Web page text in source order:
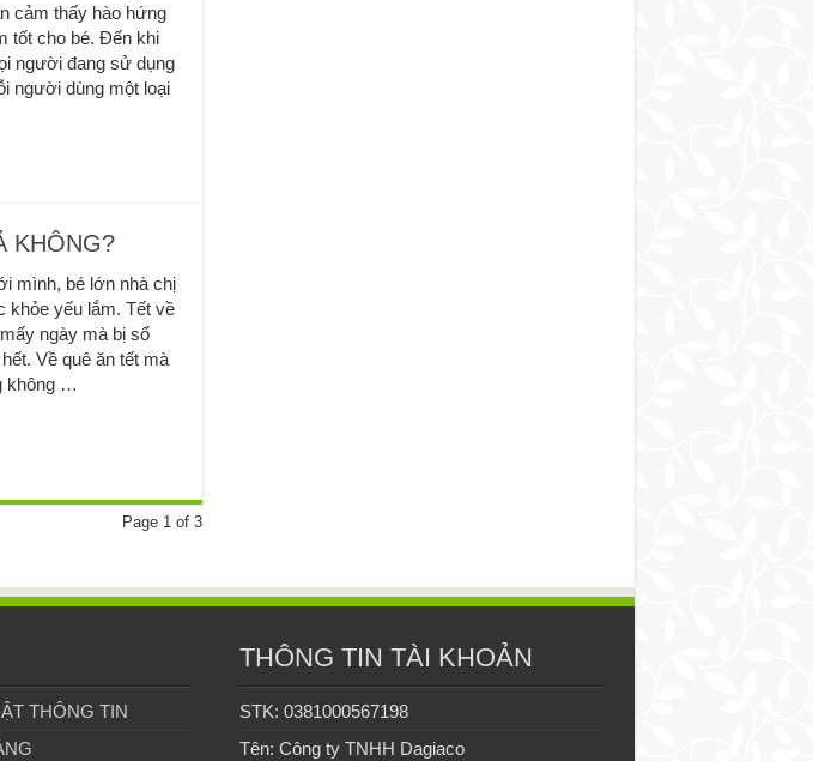
cảm thấy hào hứng
tốt cho bé. Đến khi
người đang sử dụng
người dùng một loại
KHÔNG?
mình, bé lớn nhà chị
khỏe yếu lắm. Tết về
ngày mà bị sổ
Về quê ăn tết mà
không …
Page 1 of 3
THÔNG TIN
THÔNG TIN TÀI KHOẢN
STK: 0381000567198
Tên: Công ty TNHH Dagiaco